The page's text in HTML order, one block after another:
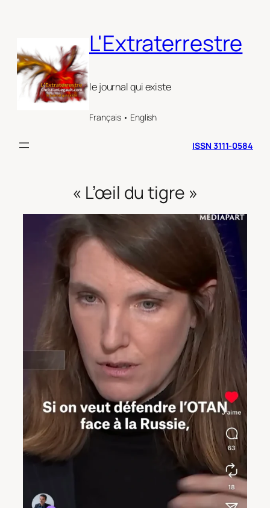
L'Extraterrestre
le journal qui existe
Français • English
ISSN 3111-0584
« L’œil du tigre »